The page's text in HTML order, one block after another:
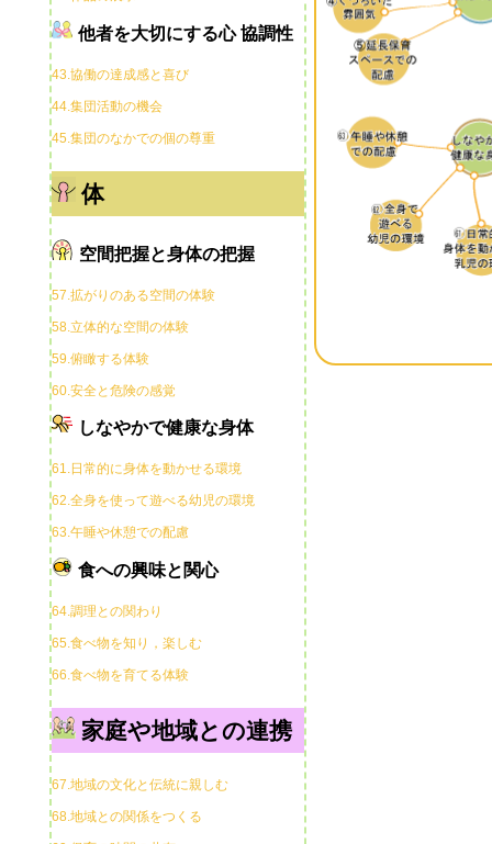
他者を大切にする心 協調性
43.協働の達成感と喜び
44.集団活動の機会
45.集団のなかでの個の尊重
体
空間把握と身体の把握
57.拡がりのある空間の体験
58.立体的な空間の体験
59.俯瞰する体験
60.安全と危険の感覚
しなやかで健康な身体
61.日常的に身体を動かせる環境
62.全身を使って遊べる幼児の環境
63.午睡や休憩での配慮
食への興味と関心
64.調理との関わり
65.食べ物を知り，楽しむ
66.食べ物を育てる体験
家庭や地域との連携
67.地域の文化と伝統に親しむ
68.地域との関係をつくる